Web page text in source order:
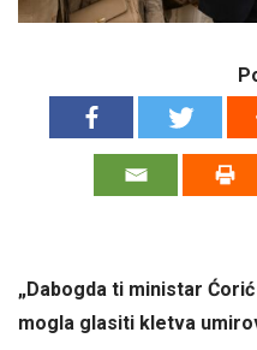
„Dabogda ti ministar
mogla glasiti kletva